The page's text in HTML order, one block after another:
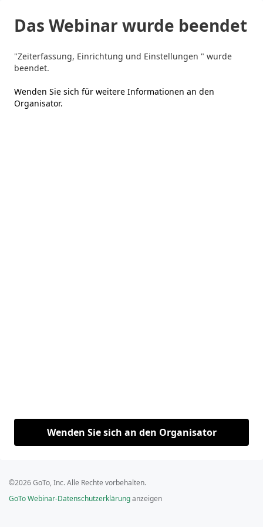
Das Webinar wurde beendet
"Zeiterfassung, Einrichtung und Einstellungen " wurde
beendet.
Wenden Sie sich für weitere Informationen an den
Organisator.
Wenden Sie sich an den Organisator
©2026 GoTo, Inc. Alle Rechte vorbehalten.
GoTo Webinar-Datenschutzerklärunganzeigen